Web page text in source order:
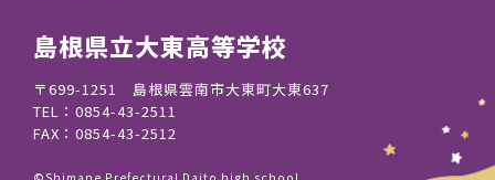
島根県立大東高等学校
〒699-1251 島根県雲南市大東町大東637
TEL：0854-43-2511
FAX：0854-43-2512